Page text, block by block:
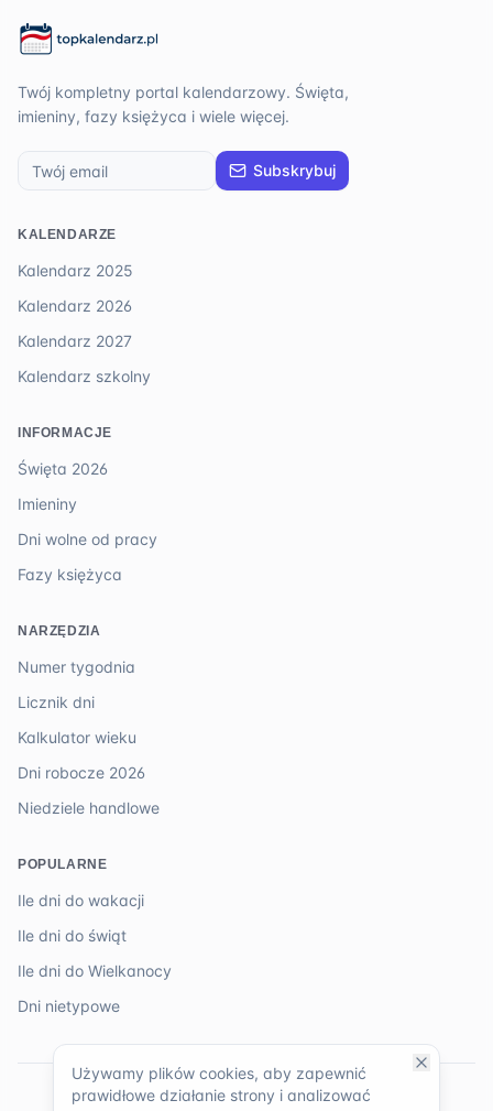
Twój kompletny portal kalendarzowy. Święta,
imieniny, fazy księżyca i wiele więcej.
Subskrybuj
KALENDARZE
Kalendarz 2025
Kalendarz 2026
Kalendarz 2027
Kalendarz szkolny
INFORMACJE
Święta 2026
Imieniny
Dni wolne od pracy
Fazy księżyca
NARZĘDZIA
Numer tygodnia
Licznik dni
Kalkulator wieku
Dni robocze 2026
Niedziele handlowe
POPULARNE
Ile dni do wakacji
Ile dni do świąt
Ile dni do Wielkanocy
Dni nietypowe
TopKalendarz. Wszystkie prawa zastrzeżone.
Używamy plików cookies, aby zapewnić
prawidłowe działanie strony i analizować